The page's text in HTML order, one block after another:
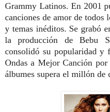
Grammy Latinos. En 2001
canciones de amor de todos
y temas inéditos. Se grabó
la producción de Bebu
consolidó su popularidad y
Ondas a Mejor Canción por
álbumes supera el millón de